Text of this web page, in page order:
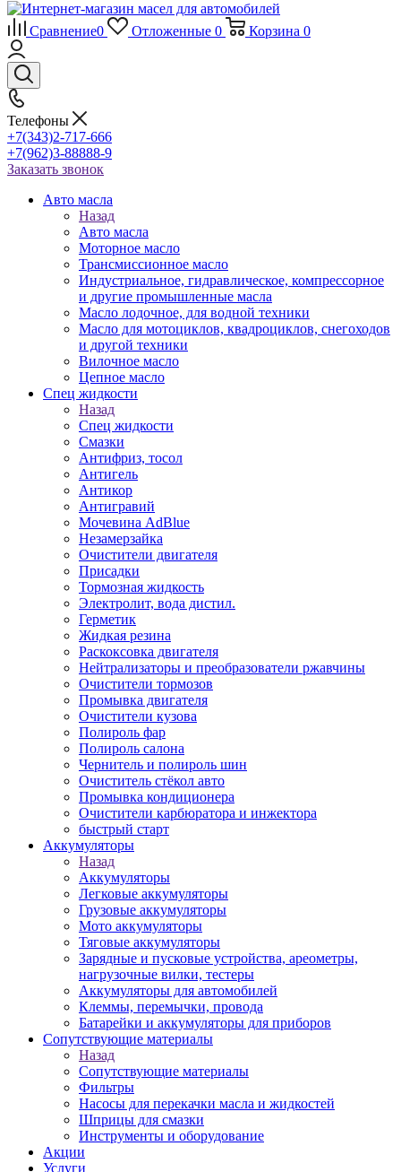
Сравнение0 Отложенные 0 Корзина 0
Телефоны
+7(343)2-717-666
+7(962)3-88888-9
Заказать звонок
Авто масла
Назад
Авто масла
Моторное масло
Трансмиссионное масло
Индустриальное, гидравлическое, компрессорное
и другие промышленные масла
Масло лодочное, для водной техники
Масло для мотоциклов, квадроциклов, снегоходов
и другой техники
Вилочное масло
Цепное масло
Спец жидкости
Назад
Спец жидкости
Смазки
Антифриз, тосол
Антигель
Антикор
Антигравий
Мочевина AdBlue
Незамерзайка
Очистители двигателя
Присадки
Тормозная жидкость
Электролит, вода дистил.
Герметик
Жидкая резина
Раскоксовка двигателя
Нейтрализаторы и преобразователи ржавчины
Очистители тормозов
Промывка двигателя
Очистители кузова
Полироль фар
Полироль салона
Чернитель и полироль шин
Очиститель стёкол авто
Промывка кондиционера
Очистители карбюратора и инжектора
быстрый старт
Аккумуляторы
Назад
Аккумуляторы
Легковые аккумуляторы
Грузовые аккумуляторы
Мото аккумуляторы
Тяговые аккумуляторы
Зарядные и пусковые устройства, ареометры,
нагрузочные вилки, тестеры
Аккумуляторы для автомобилей
Клеммы, перемычки, провода
Батарейки и аккумуляторы для приборов
Сопутствующие материалы
Назад
Сопутствующие материалы
Фильтры
Насосы для перекачки масла и жидкостей
Шприцы для смазки
Инструменты и оборудование
Акции
Услуги